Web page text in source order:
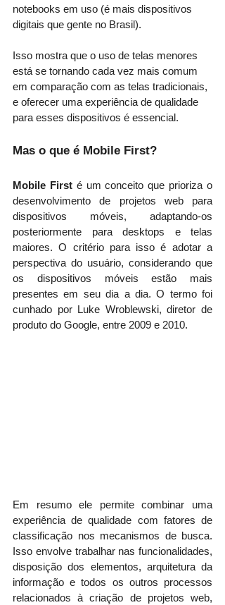
notebooks em uso (é mais dispositivos
digitais que gente no Brasil).
Isso mostra que o uso de telas menores
está se tornando cada vez mais comum
em comparação com as telas tradicionais,
e oferecer uma experiência de qualidade
para esses dispositivos é essencial.
Mas o que é Mobile First?
Mobile First é um conceito que prioriza o
desenvolvimento de projetos web para
dispositivos móveis, adaptando-os
posteriormente para desktops e telas
maiores. O critério para isso é adotar a
perspectiva do usuário, considerando que
os dispositivos móveis estão mais
presentes em seu dia a dia. O termo foi
cunhado por Luke Wroblewski, diretor de
produto do Google, entre 2009 e 2010.
Em resumo ele permite combinar uma
experiência de qualidade com fatores de
classificação nos mecanismos de busca.
Isso envolve trabalhar nas funcionalidades,
disposição dos elementos, arquitetura da
informação e todos os outros processos
relacionados à criação de projetos web,